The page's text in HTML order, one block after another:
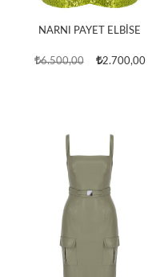
NARNI PAYET ELBİSE
6.500,00 2.700,00